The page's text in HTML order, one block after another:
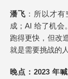
潘飞 ：所以才
成；AI 给了机会
跑得更快，但改
就是需要挑战的人
晚点 ：2023 年